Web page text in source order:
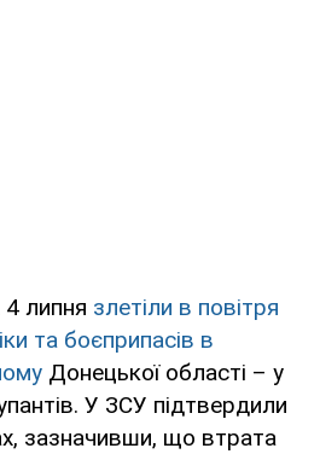
4 липня злетіли в повітря
та боєприпасів в
Донецької області – у
У ЗСУ підтвердили
зазначивши, що втрата